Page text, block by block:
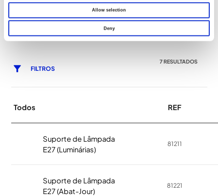
Allow selection
Deny
FILTROS
7 RESULTADOS
Todos REF
Suporte de Lâmpada
E27 (Luminárias)
81211
Suporte de Lâmpada
E27 (Abat-Jour)
81221